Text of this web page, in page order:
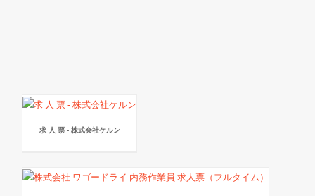
求 人 票 - 株式会社ケルン